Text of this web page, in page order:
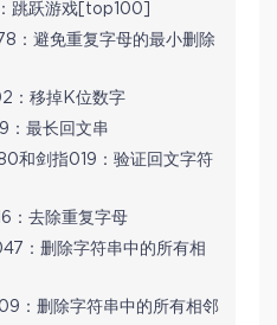
跳跃游戏[top100]
：避免重复字母的最小删除
：移掉K位数字
：最长回文串
和剑指019：验证回文字符
：去除重复字母
：删除字符串中的所有相
：删除字符串中的所有相邻